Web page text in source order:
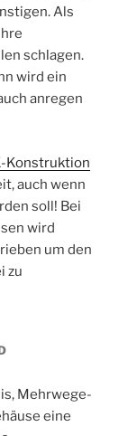
Als
schlagen.
wird ein
anregen
Konstruktion
auch wenn
soll! Bei
wird
um den
zu
Mehrwege-
eine